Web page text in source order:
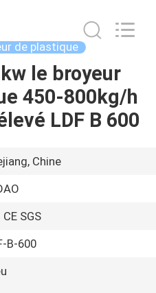
de plastique
le broyeur
450-800kg/h
LDF B 600
Chine
CE SGS
B-600